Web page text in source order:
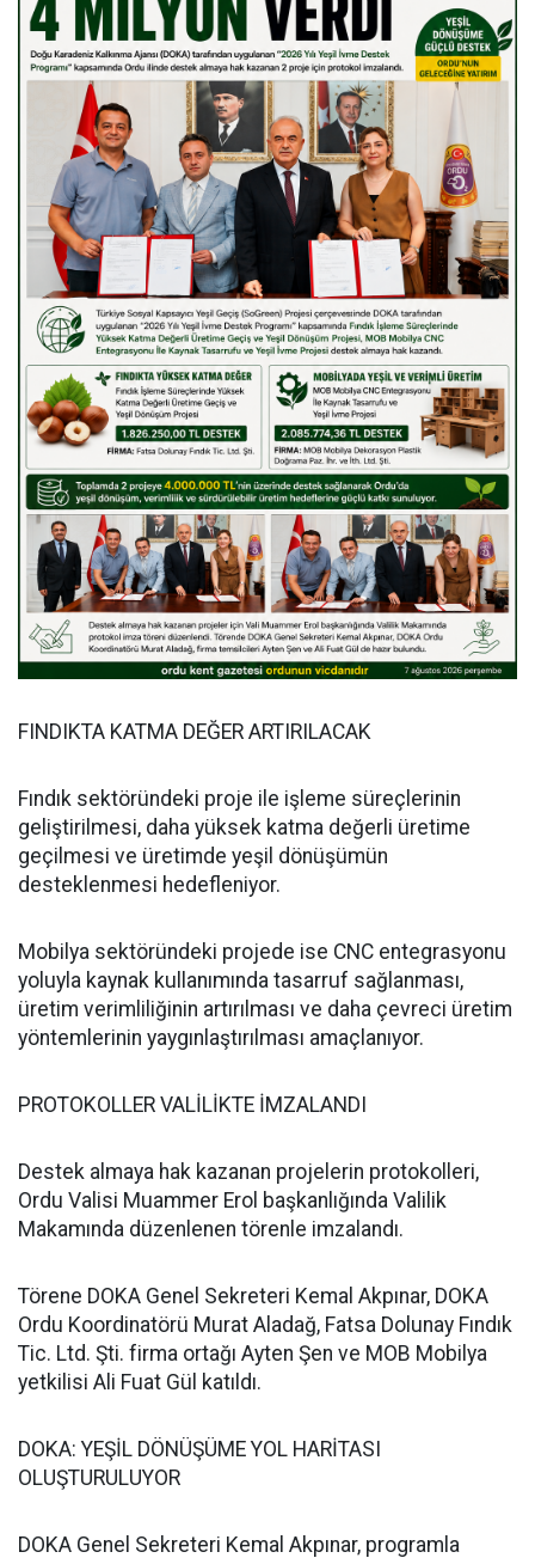
FINDIKTA KATMA DEĞER ARTIRILACAK
Fındık sektöründeki proje ile işleme süreçlerinin
geliştirilmesi, daha yüksek katma değerli üretime
geçilmesi ve üretimde yeşil dönüşümün
desteklenmesi hedefleniyor.
Mobilya sektöründeki projede ise CNC entegrasyonu
yoluyla kaynak kullanımında tasarruf sağlanması,
üretim verimliliğinin artırılması ve daha çevreci üretim
yöntemlerinin yaygınlaştırılması amaçlanıyor.
PROTOKOLLER VALİLİKTE İMZALANDI
Destek almaya hak kazanan projelerin protokolleri,
Ordu Valisi Muammer Erol başkanlığında Valilik
Makamında düzenlenen törenle imzalandı.
Törene DOKA Genel Sekreteri Kemal Akpınar, DOKA
Ordu Koordinatörü Murat Aladağ, Fatsa Dolunay Fındık
Tic. Ltd. Şti. firma ortağı Ayten Şen ve MOB Mobilya
yetkilisi Ali Fuat Gül katıldı.
DOKA: YEŞİL DÖNÜŞÜME YOL HARİTASI
OLUŞTURULUYOR
DOKA Genel Sekreteri Kemal Akpınar, programla